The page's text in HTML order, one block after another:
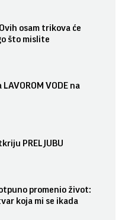
osam trikova će
što mislite
VODE na
PRELJUBU
promenio život:
koja mi se ikada